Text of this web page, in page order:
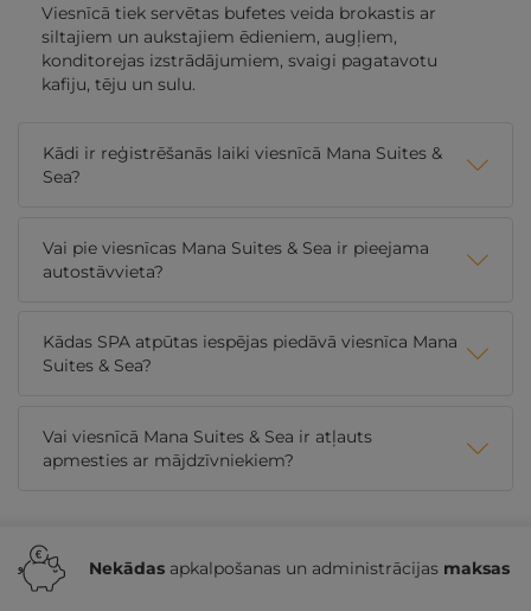
Viesnīcā tiek servētas bufetes veida brokastis ar
siltajiem un aukstajiem ēdieniem, augļiem,
konditorejas izstrādājumiem, svaigi pagatavotu
kafiju, tēju un sulu.
Kādi ir reģistrēšanās laiki viesnīcā Mana Suites &
Sea?
Vai pie viesnīcas Mana Suites & Sea ir pieejama
autostāvvieta?
Kādas SPA atpūtas iespējas piedāvā viesnīca Mana
Suites & Sea?
Vai viesnīcā Mana Suites & Sea ir atļauts
apmesties ar mājdzīvniekiem?
Nekādas apkalpošanas un administrācijas maksas